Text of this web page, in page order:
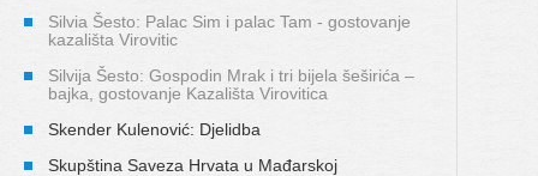
Silvia Šesto: Palac Sim i palac Tam - gostovanje
kazališta Virovitic
Silvija Šesto: Gospodin Mrak i tri bijela šeširića –
bajka, gostovanje Kazališta Virovitica
Skender Kulenović: Djelidba
Skupština Saveza Hrvata u Mađarskoj